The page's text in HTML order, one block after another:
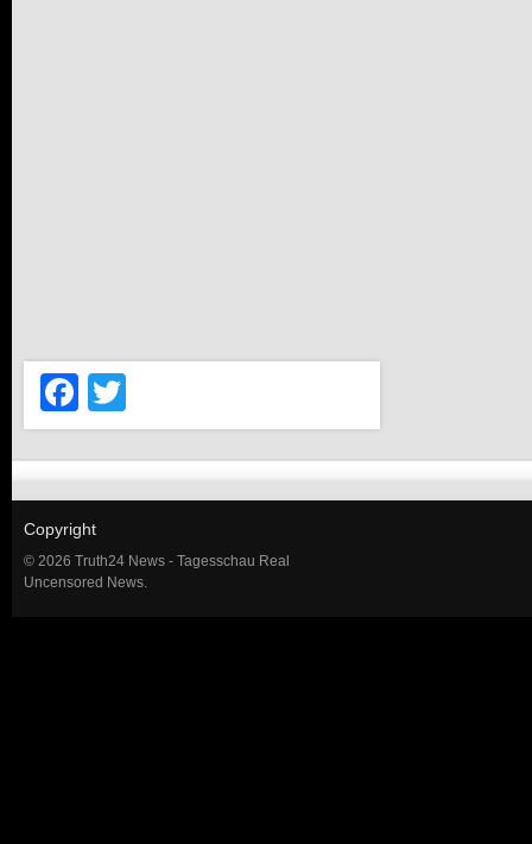
Facebook
Copyright
© 2026 Truth24 News - Tagesschau Real
Uncensored News.